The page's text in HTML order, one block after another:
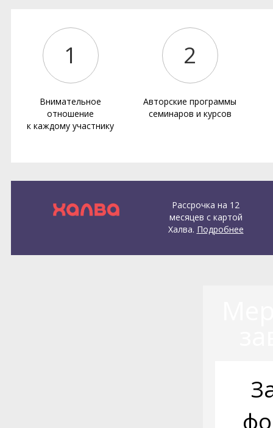
1
Внимательное
отношение
к каждому участнику
2
Авторские программы
семинаров и курсов
Рассрочка на 12
месяцев с картой
Халва. Подробнее